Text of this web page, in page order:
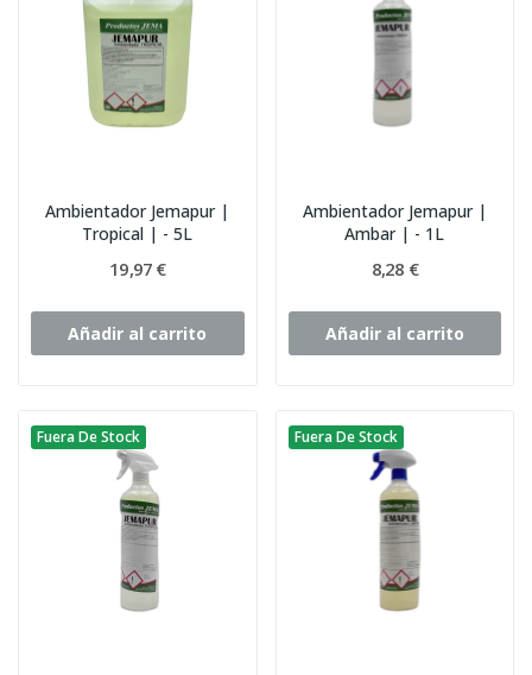
Ambientador Jemapur |
Tropical | - 5L
19,97 €
Añadir al carrito
Ambientador Jemapur |
Ambar | - 1L
8,28 €
Añadir al carrito
Fuera De Stock Fuera De Stock